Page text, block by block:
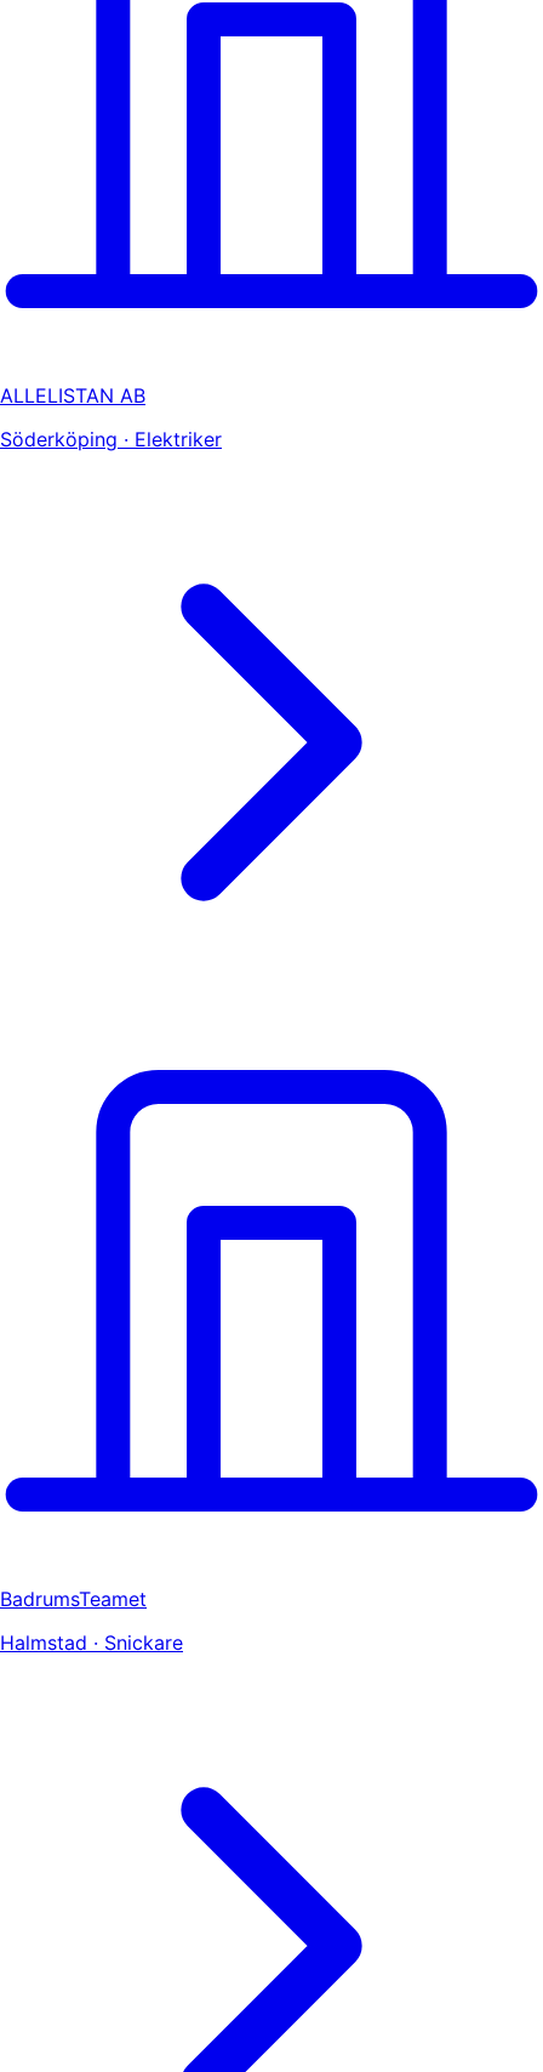
ALLELISTAN AB
Söderköping · Elektriker
BadrumsTeamet
Halmstad · Snickare